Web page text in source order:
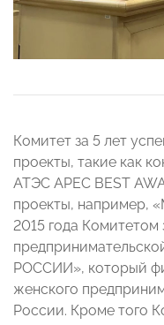
Комитет за 5 лет
проекты, такие как
АТЭС APEC BEST
проекты, например,
2015 года
РОССИИ», который
женского
России. Кроме того